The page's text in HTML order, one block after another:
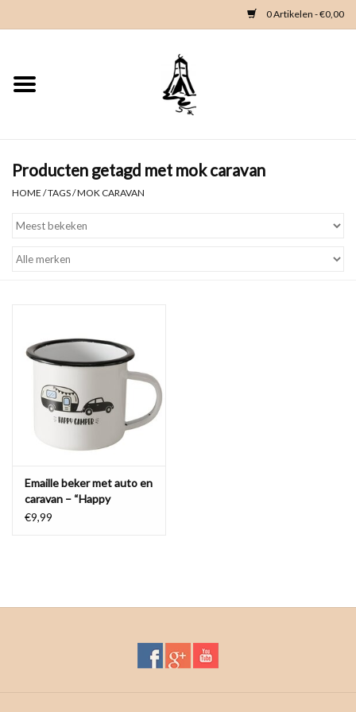
0 Artikelen - €0,00
Home
Kleding
Waterkaart
Contact
Waterproof tassen
Nieuws
Producten getagd met mok caravan
HOME /TAGS/MOK CARAVAN
Emaille beker met auto en
caravan – “Happy
Camper”
€9,99